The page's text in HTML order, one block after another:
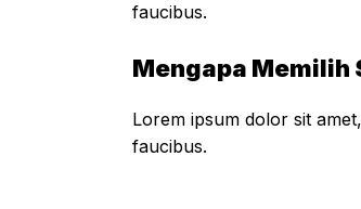
faucibus.
Mengapa Memilih
Lorem ipsum dolor sit
faucibus.